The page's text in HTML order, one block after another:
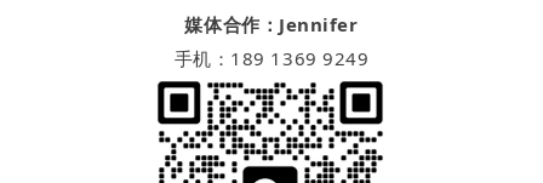
媒体合作：Jennifer
手机：189 1369 9249